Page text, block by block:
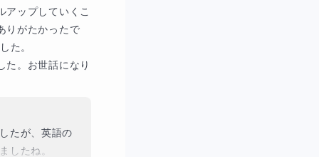
ップしていくこ
りがたかったで
た。
た。お世話になり
たが、英語の
したね。